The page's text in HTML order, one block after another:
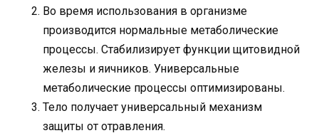
Во время использования в организме
производится нормальные метаболические
процессы. Стабилизирует функции щитовидной
железы и яичников. Универсальные
метаболические процессы оптимизированы.
Тело получает универсальный механизм
защиты от отравления.